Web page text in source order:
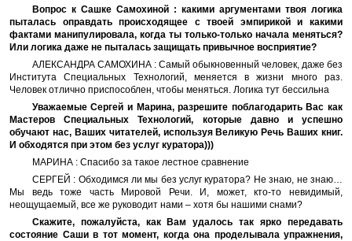
Вопрос к Сашке Самохиной : какими аргументами твоя логика
пыталась оправдать происходящее с твоей эмпирикой и какими
фактами манипулировала, когда ты только-только начала меняться?
Или логика даже не пыталась защищать привычное восприятие?
АЛЕКСАНДРА САМОХИНА : Самый обыкновенный человек, даже без
Института Специальных Технологий, меняется в жизни много раз.
Человек отлично приспособлен, чтобы меняться. Логика тут бессильна
Уважаемые Сергей и Марина, разрешите поблагодарить Вас как
Мастеров Специальных Технологий, которые давно и успешно
обучают нас, Ваших читателей, используя Великую Речь Ваших книг.
И обходятся при этом без услуг куратора)))
МАРИНА : Спасибо за такое лестное сравнение
СЕРГЕЙ : Обходимся ли мы без услуг куратора? Не знаю, не знаю…
Мы ведь тоже часть Мировой Речи. И, может, кто-то невидимый,
неощущаемый, все же руководит нами – хотя бы нашими снами?
Скажите, пожалуйста, как Вам удалось так ярко передавать
состояние Саши в тот момент, когда она проделывала упражнения,